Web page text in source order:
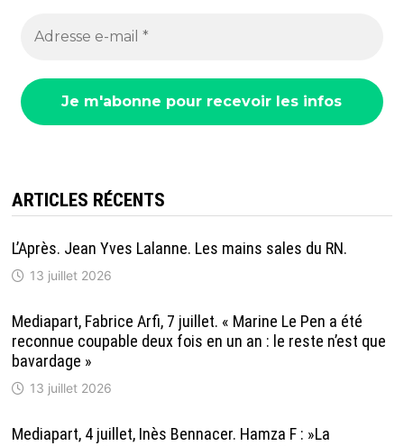
ARTICLES RÉCENTS
L’Après. Jean Yves Lalanne. Les mains sales du RN.
13 juillet 2026
Mediapart, Fabrice Arfi, 7 juillet. « Marine Le Pen a été
reconnue coupable deux fois en un an : le reste n’est que
bavardage »
13 juillet 2026
Mediapart, 4 juillet, Inès Bennacer. Hamza F : »La